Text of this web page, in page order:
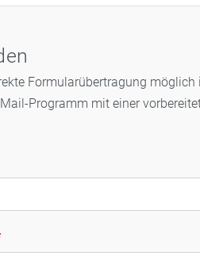
Formularübertragung
Mail-Programm mit einer